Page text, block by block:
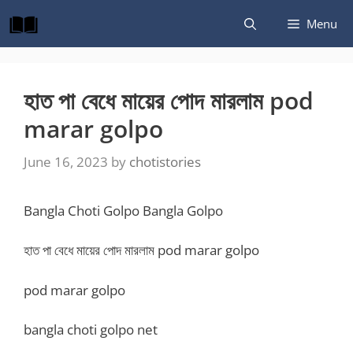
to
content
Menu
হাত পা বেধে মায়ের পোদ মারলাম pod
marar golpo
June 16, 2023 by chotistories
Bangla Choti Golpo Bangla Golpo
হাত পা বেধে মায়ের পোদ মারলাম pod marar golpo
pod marar golpo
bangla choti golpo net